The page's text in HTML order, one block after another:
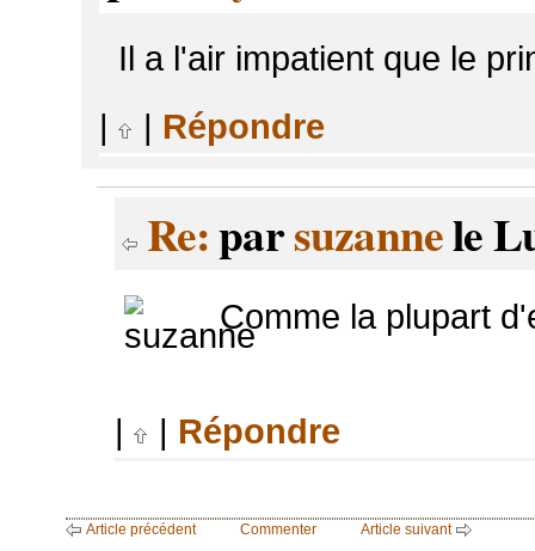
Il a l'air impatient que le
|
| Répondre
Re:parsuzannele
Comme la plupart
| | Répondre
Article précédent Commenter Article suivant